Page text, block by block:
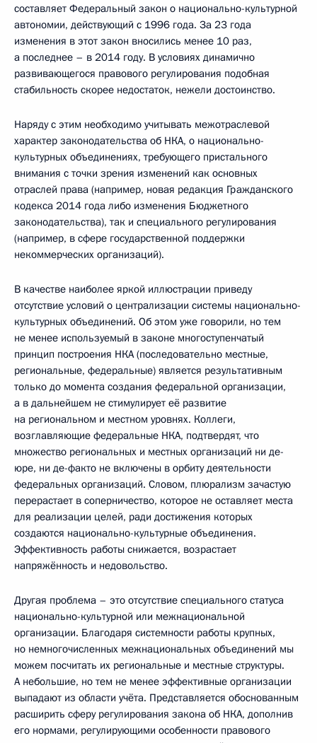
составляет Федеральный закон о национально-культурной
автономии, действующий с 1996 года. За 23 года
изменения в этот закон вносились менее 10 раз,
а последнее – в 2014 году. В условиях динамично
развивающегося правового регулирования подобная
стабильность скорее недостаток, нежели достоинство.
Наряду с этим необходимо учитывать межотраслевой
характер законодательства об НКА, о национально-
культурных объединениях, требующего пристального
внимания с точки зрения изменений как основных
отраслей права (например, новая редакция Гражданского
кодекса 2014 года либо изменения Бюджетного
законодательства), так и специального регулирования
(например, в сфере государственной поддержки
некоммерческих организаций).
В качестве наиболее яркой иллюстрации приведу
отсутствие условий о централизации системы национально-
культурных объединений. Об этом уже говорили, но тем
не менее используемый в законе многоступенчатый
принцип построения НКА (последовательно местные,
региональные, федеральные) является результативным
только до момента создания федеральной организации,
а в дальнейшем не стимулирует её развитие
на региональном и местном уровнях. Коллеги,
возглавляющие федеральные НКА, подтвердят, что
множество региональных и местных организаций ни де-
юре, ни де-факто не включены в орбиту деятельности
федеральных организаций. Словом, плюрализм зачастую
перерастает в соперничество, которое не оставляет места
для реализации целей, ради достижения которых
создаются национально-культурные объединения.
Эффективность работы снижается, возрастает
напряжённость и недовольство.
Другая проблема – это отсутствие специального статуса
национально-культурной или межнациональной
организации. Благодаря системности работы крупных,
но немногочисленных межнациональных объединений мы
можем посчитать их региональные и местные структуры.
А небольшие, но тем не менее эффективные организации
выпадают из области учёта. Представляется обоснованным
расширить сферу регулирования закона об НКА, дополнив
его нормами, регулирующими особенности правового